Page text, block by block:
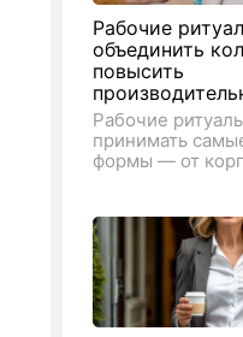
Рабочие
объединить
повысить
Рабочие
принимать
формы — от